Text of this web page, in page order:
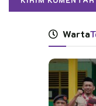
Warta